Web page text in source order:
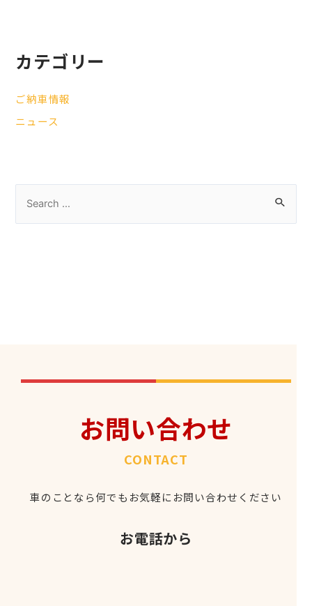
カテゴリー
ご納車情報
ニュース
お問い合わせ
CONTACT
車のことなら何でもお気軽にお問い合わせください
お電話から